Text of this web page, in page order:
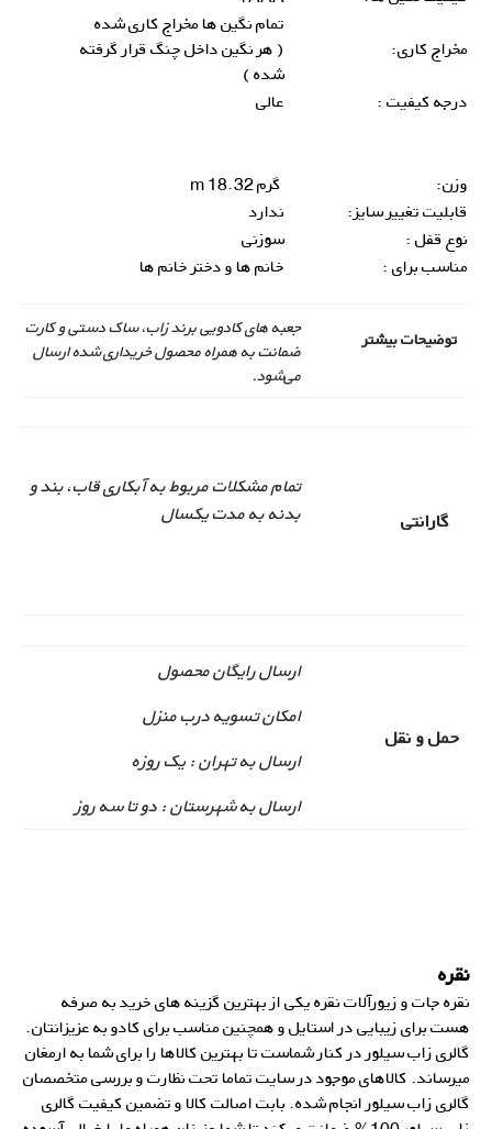
مخراج کاری:
تمام نگین ها مخراج کاری شده
( هر نگین داخل چنگ قرار گرفته
شده )
درجه کیفیت :
عالی
وزن:
گرم 18.32 m
قابلیت تغییر سایز:
ندارد
نوع قفل :
سوزنی
مناسب برای :
خانم ها و دختر خانم ها
توضیحات بیشتر
جعبه های کادویی برند زاب، ساک دستی و کارت
ضمانت به همراه محصول خریداری شده ارسال
می‌شود.
گارانتی
تمام مشکلات مربوط به آبکاری قاب، بند و
بدنه به مدت یکسال
حمل و نقل
ارسال رایگان محصول
امکان تسویه درب منزل
ارسال به تهران : یک روزه
ارسال به شهرستان : دو تا سه روز
نقره
نقره جات و زیورآلات نقره یکی از بهترین گزینه های خرید به صرفه
هست برای زیبایی در استایل و همچنین مناسب برای کادو به عزیزانتان.
گالری زاب سیلور در کنار شماست تا بهترین کالاها را برای شما به ارمغان
میرساند. کالاهای موجود در سایت تماما تحت نظارت و بررسی متخصصان
گالری زاب سیلور انجام شده. بابت اصالت کالا و تضمین کیفیت گالری